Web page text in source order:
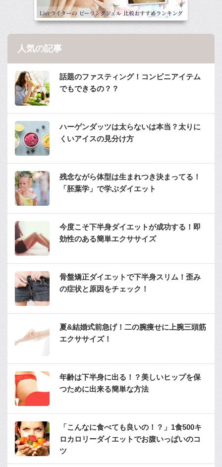
人気の記事
話題のファスティング！コンビニアイテム
でもできるの？？
ハーゲンダッツは太らないは本当？太りに
くいアイスの見分け方
残念ながら体型は生まれつき決まってる！
「胚葉学」で学ぶダイエット
今度こそ下半身ダイエットが成功する！即
効性のある簡単エクササイズ
骨盤矯正ダイエットで下半身スリム！歪み
の症状と原因をチェック！
夏&結婚式前急げ！二の腕痩せに上腕三頭筋
エクササイズ！
年齢は下半身に出る！？美しいヒップを保
つために出来る簡単な方法
「こんなに食べても良いの！？」1食500キ
ロカロリーダイエットでお腹いっぱいのコ
ツ